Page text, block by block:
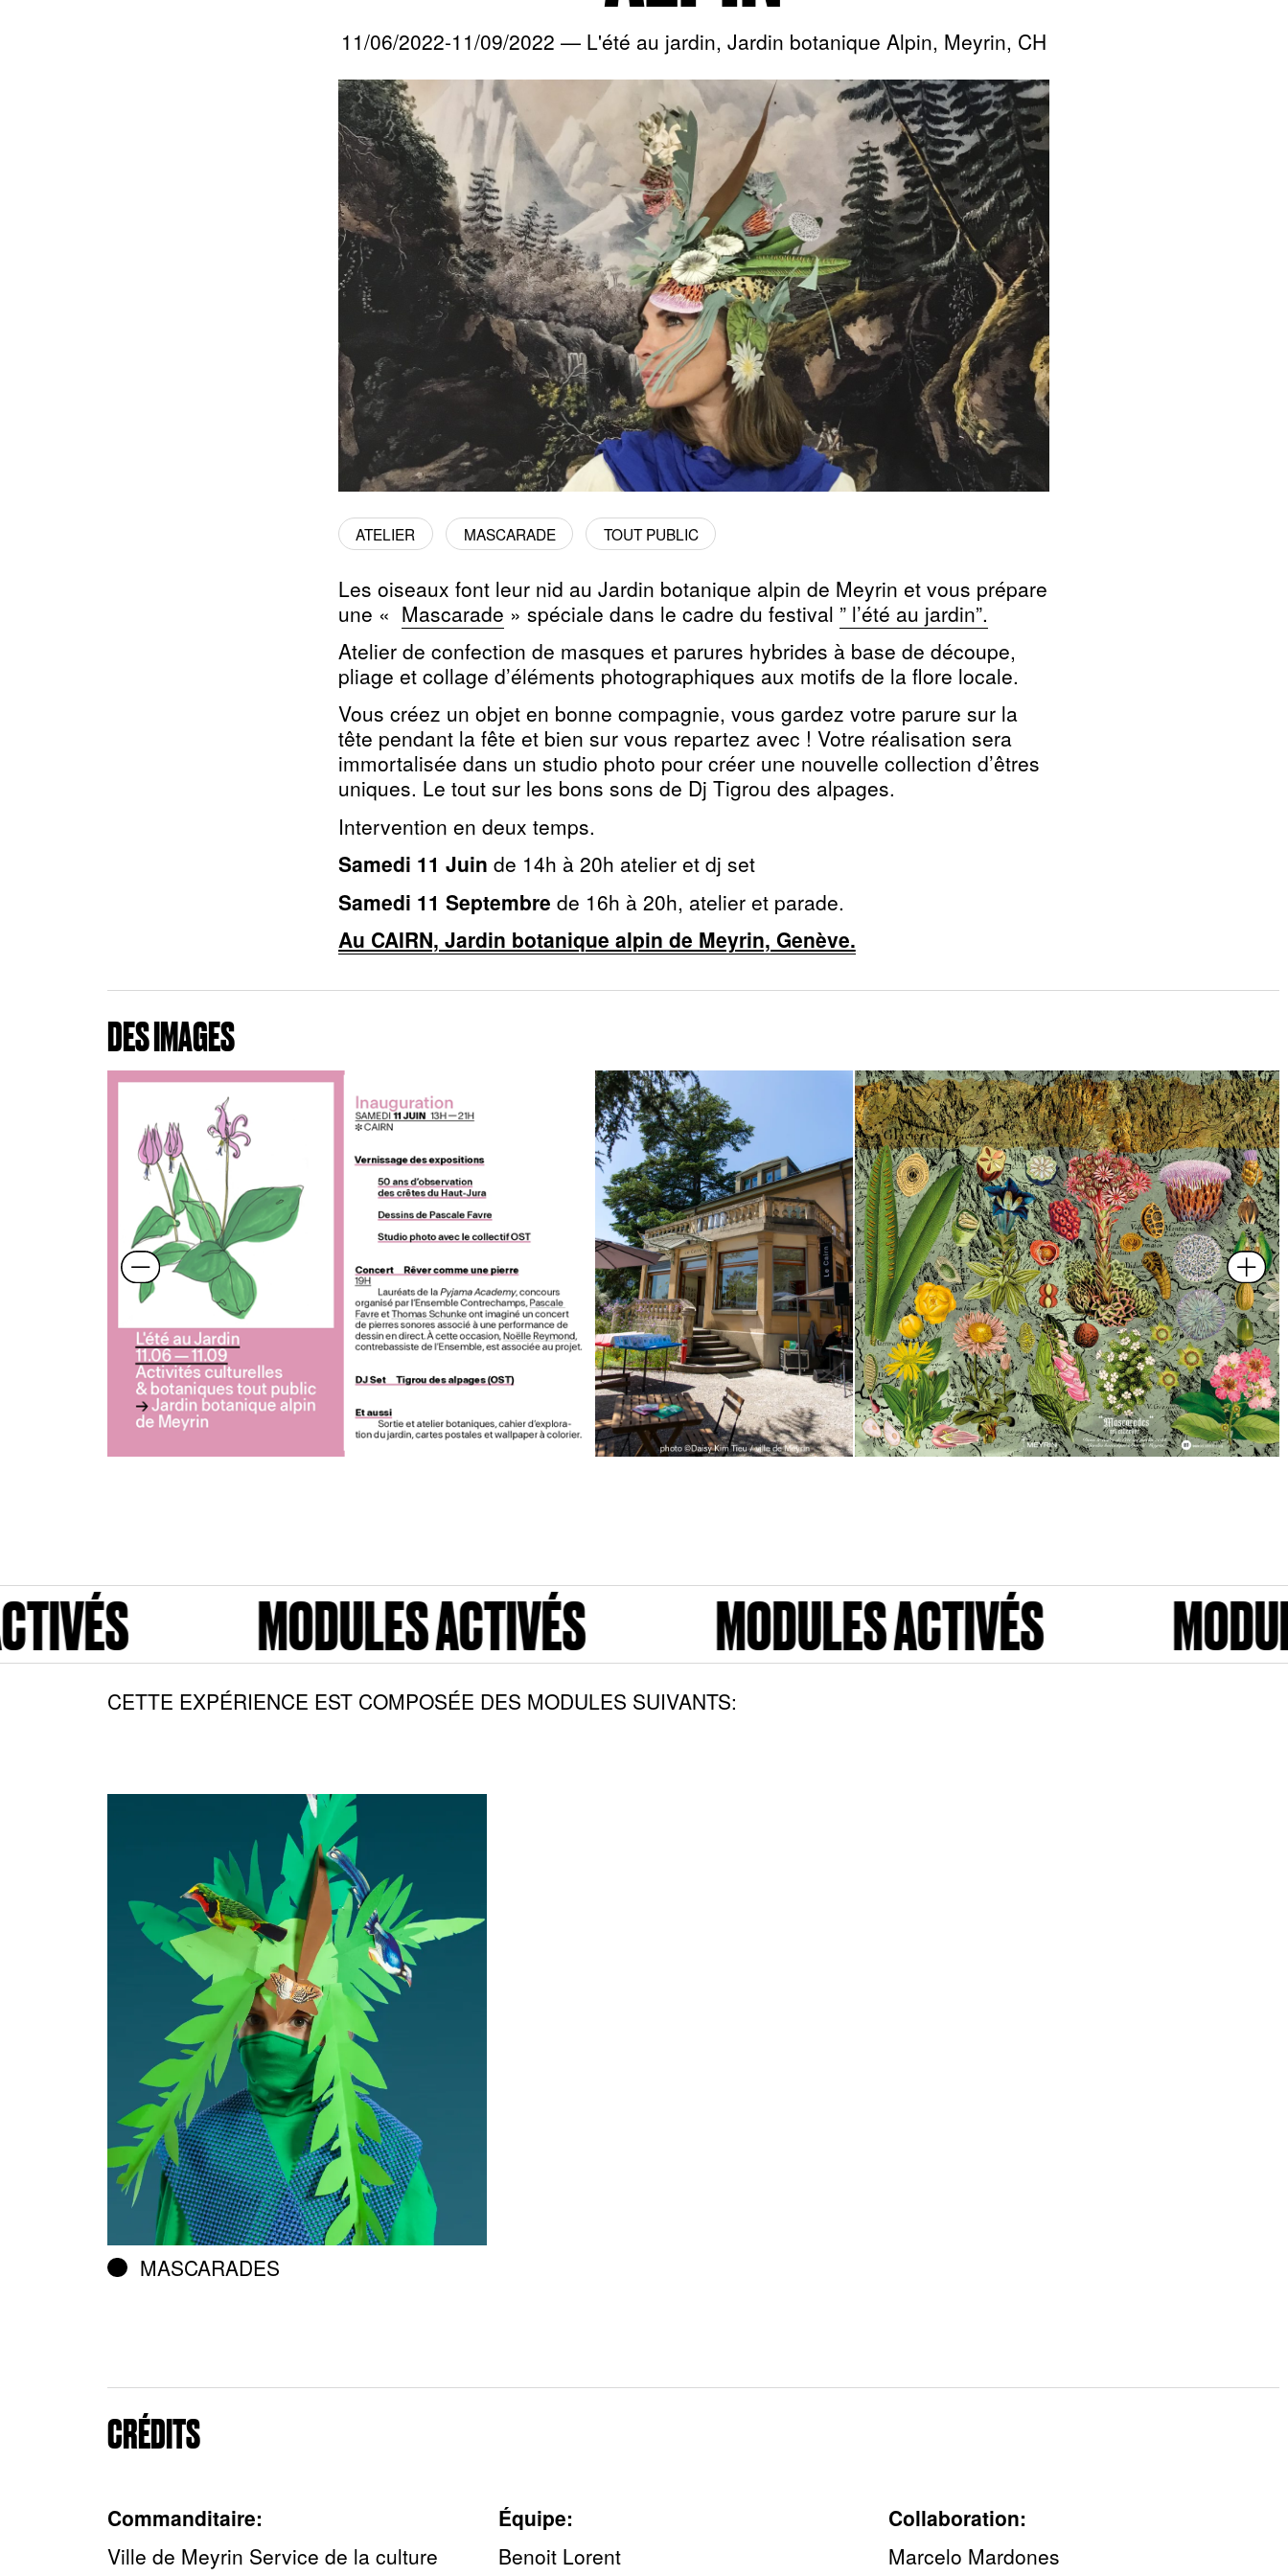
11/06/2022-11/09/2022 — L'été au jardin, Jardin botanique Alpin, Meyrin, CH
ATELIER MASCARADE TOUT PUBLIC
Les oiseaux font leur nid au Jardin botanique alpin de Meyrin et vous prépare
une « Mascarade » spéciale dans le cadre du festival ” l’été au jardin”.
Atelier de confection de masques et parures hybrides à base de découpe,
pliage et collage d’éléments photographiques aux motifs de la flore locale.
Vous créez un objet en bonne compagnie, vous gardez votre parure sur la
tête pendant la fête et bien sur vous repartez avec ! Votre réalisation sera
immortalisée dans un studio photo pour créer une nouvelle collection d’êtres
uniques. Le tout sur les bons sons de Dj Tigrou des alpages.
Intervention en deux temps.
Samedi 11 Juin de 14h à 20h atelier et dj set
Samedi 11 Septembre de 16h à 20h, atelier et parade.
Au CAIRN, Jardin botanique alpin de Meyrin, Genève.
DES IMAGES
MODULES ACTIVÉS MODULES ACTIVÉS MODULES
CETTE EXPÉRIENCE EST COMPOSÉE DES MODULES SUIVANTS:
MASCARADES
CRÉDITS
Commanditaire:
Ville de Meyrin Service de la culture
Équipe:
Benoit Lorent
Collaboration:
Marcelo Mardones